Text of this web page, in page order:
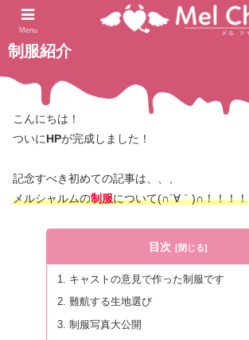
ホーム blog
制服紹介
こんにちは！
ついにHPが完成しました！
記念すべき初めての記事は、、、
メルシャルムの制服について(∩´∀｀)∩！！！！
目次
キャストの意見で作った制服です
難航する生地選び
制服写真大公開
Menu